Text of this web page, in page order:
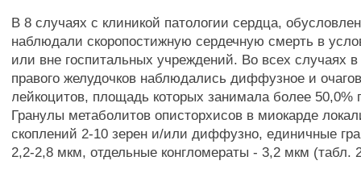
В 8 случаях с клиникой патологии сердца,
наблюдали скоропостижную сердечную смерть в
или вне госпитальных учреждений. Во всех случаях в
правого желудочков наблюдались диффузное и
лейкоцитов, площадь которых занимала более 50,0%
Гранулы метаболитов описторхисов в миокарде
скоплений 2-10 зерен и/или диффузно, единичные
2,2-2,8 мкм, отдельные конгломераты - 3,2 мкм (табл.